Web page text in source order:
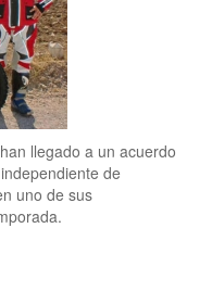
han llegado a un acuerdo
de
uno de sus